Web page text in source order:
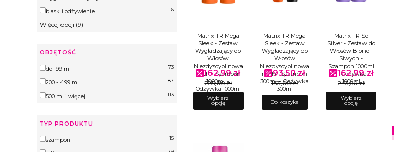
blask i odżywienie 6
Więcej opcji (9)
OBJĘTOŚĆ
Objętość
do 199 ml 73
200 - 499 ml 187
500 ml i więcej 113
TYP PRODUKTU
Typ produktu
szampon 15
Matrix TR Mega
Sleek - Zestaw
Wygładzający do
Włosów
Niezdyscyplinowa
nych - Szampon
1000ml +
Odżywka 1000ml
Cena promocyjna
162,99 zł
225,00 zł
Wybierz
opcję
Matrix TR Mega
Sleek - Zestaw
Wygładzający do
Włosów
Niezdyscyplinowa
nych - Szampon
300ml + Odżywka
300ml
Cena promocyjna
93,50 zł
133,00 zł
Do koszyka
Matrix TR So
Silver - Zestaw do
Włosów Blond i
Siwych -
Szampon 1000ml
+ Odżywka
1000ml
Cena promocyjna
162,99 zł
243,50 zł
Wybierz
opcję